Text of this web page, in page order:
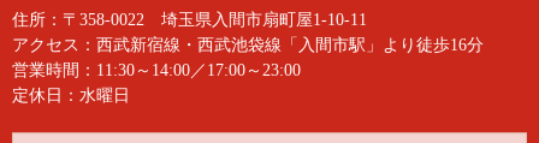
住所：〒358-0022 埼玉県入間市扇町屋1-10-11
アクセス：西武新宿線・西武池袋線「入間市駅」より徒歩16分
営業時間：11:30～14:00／17:00～23:00
定休日：水曜日